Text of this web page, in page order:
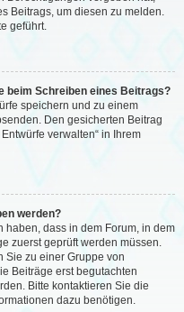
Beitrags, um diesen zu melden.
geführt.
beim Schreiben eines Beitrags?
speichern und zu einem
Den gesicherten Beitrag
verwalten“ in Ihrem
werden?
haben, dass in dem Forum, in dem
zuerst geprüft werden müssen.
Sie zu einer Gruppe von
Beiträge erst begutachten
Bitte kontaktieren Sie die
dazu benötigen.